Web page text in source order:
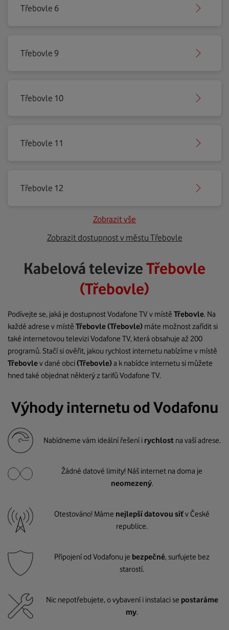
Třebovle 6
Třebovle 9
Třebovle 10
Třebovle 11
Třebovle 12
Zobrazit vše
Zobrazit dostupnost v městu Třebovle
Kabelová televizeTřebovle
(Třebovle)
Podívejte se, jaká je dostupnost Vodafone TV v místě Třebovle. Na
každé adrese v místě Třebovle(Třebovle) máte možnost zařídit si
také internetovou televizi Vodafone TV, která obsahuje až 200
programů. Stačí si ověřit, jakou rychlost internetu nabízíme v místě
Třebovlev dané obci(Třebovle)a k nabídce internetu si můžete
hned také objednat některý z tarifů Vodafone TV.
Výhody internetu od Vodafonu
Nabídneme vám ideální řešení i rychlost na vaší adrese.
Žádné datové limity! Náš internet na doma je
neomezený.
Otestováno! Máme nejlepší datovou síťv České
republice.
Připojení od Vodafonu je bezpečné, surfujete bez
starostí.
Nic nepotřebujete, o vybavení i instalaci se postaráme
my.